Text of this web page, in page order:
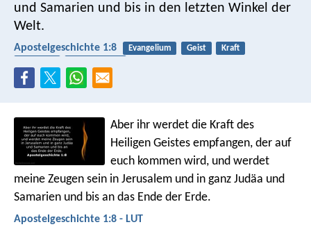
und Samarien und bis in den letzten Winkel der
Welt.
Apostelgeschichte 1:8 Evangelium Geist
Kraft
Aber ihr werdet die Kraft des
Heiligen Geistes empfangen, der auf
euch kommen wird, und werdet
meine Zeugen sein in Jerusalem und in ganz Judäa und
Samarien und bis an das Ende der Erde.
Apostelgeschichte 1:8 - LUT